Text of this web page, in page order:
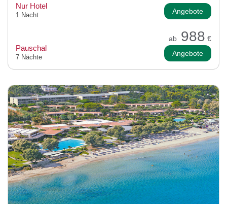
Nur Hotel
1 Nacht Angebote
ab 988 €
Pauschal
7 Nächte Angebote